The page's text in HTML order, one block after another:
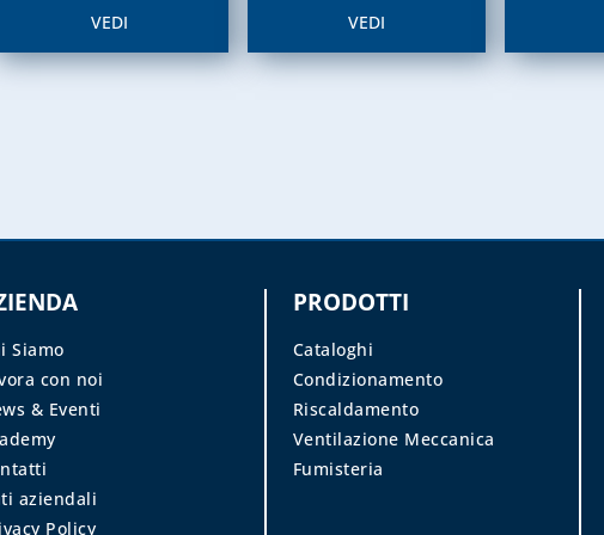
VEDI VEDI
Siamo
con noi
& Eventi
aziendali
Policy
PRODOTTI
Cataloghi
Condizionamento
Riscaldamento
Ventilazione Meccanica
Fumisteria